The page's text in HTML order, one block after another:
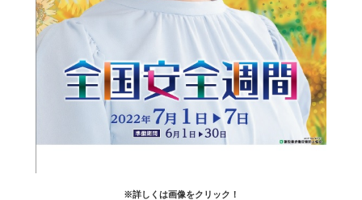
※詳しくは画像をクリック！